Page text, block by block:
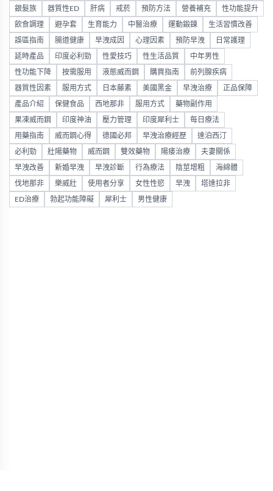
銀髮族 器質性ED 肝病 戒菸 預防方法 營養補充 性功能提升
飲食調理 避孕套 生育能力 中醫治療 運動鍛鍊 生活習慣改善
誤區指南 腸道健康 早洩成因 心理因素 預防早洩 日常護理
延時產品 印度必利勁 性愛技巧 性生活品質 中年男性
性功能下降 按需服用 液態威而鋼 購買指南 前列腺疾病
器質性因素 服用方式 日本藤素 美國黑金 早洩治療 正品保障
產品介紹 保健食品 西地那非 服用方式 藥物副作用
果凍威而鋼 印度神油 壓力管理 印度犀利士 每日療法
用藥指南 威而鋼心得 德國必邦 早洩治療經歷 達泊西汀
必利勁 壯陽藥物 威而鋼 雙效藥物 陽痿治療 夫妻關係
早洩改善 新婚早洩 早洩診斷 行為療法 陰莖增粗 海綿體
伐地那非 樂威壯 使用者分享 女性性慾 早洩 塔達拉非
ED治療 勃起功能障礙 犀利士 男性健康